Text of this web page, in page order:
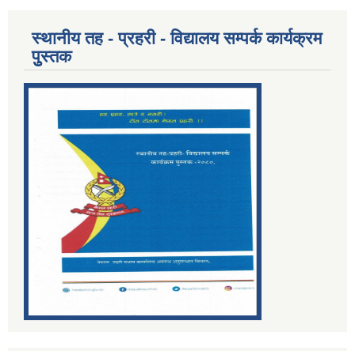
स्थानीय तह - प्रहरी - विद्यालय सम्पर्क कार्यक्रम
पुुस्तक